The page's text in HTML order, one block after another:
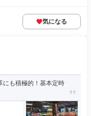
気になる
にも積極的！基本定時